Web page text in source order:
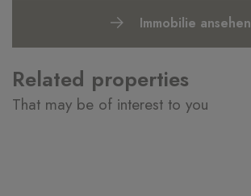
Immobilie ansehen
Related properties
That may be of interest to you